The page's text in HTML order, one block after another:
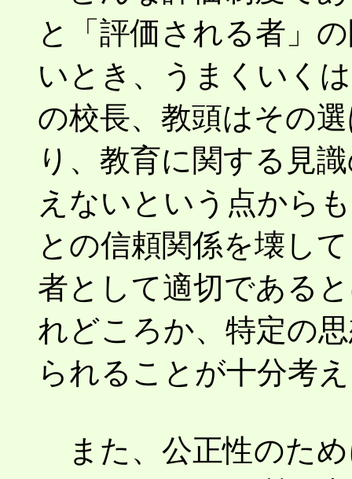
と「評価される者」
いとき、うまくいく
の校長、教頭はその
り、教育に関する見
えないという点から
との信頼関係を壊し
者として適切である
れどころか、特定の
られることが十分考
また、公正性のた